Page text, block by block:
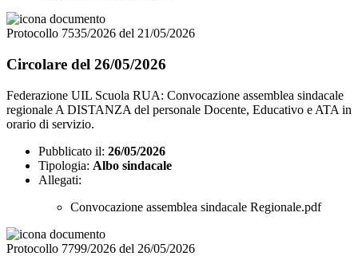
Protocollo 7535/2026 del 21/05/2026
Circolare del 26/05/2026
Federazione UIL Scuola RUA: Convocazione assemblea sindacale
regionale A DISTANZA del personale Docente, Educativo e ATA in
orario di servizio.
Pubblicato il: 26/05/2026
Tipologia: Albo sindacale
Allegati:
Convocazione assemblea sindacale Regionale.pdf
Protocollo 7799/2026 del 26/05/2026